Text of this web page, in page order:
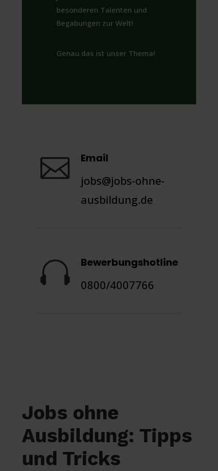
besonderen Talenten und
Begabungen zur Welt!
Genau das ist unser Thema!
 Email
jobs@jobs-ohne-
ausbildung.de
 Bewerbungshotline
0800/4007766
Jobs ohne
Ausbildung: Tipps
und Tricks